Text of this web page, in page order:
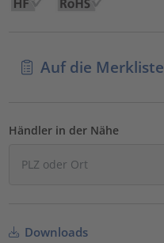
Auf die Merkliste
Händler in der Nähe
Downloads